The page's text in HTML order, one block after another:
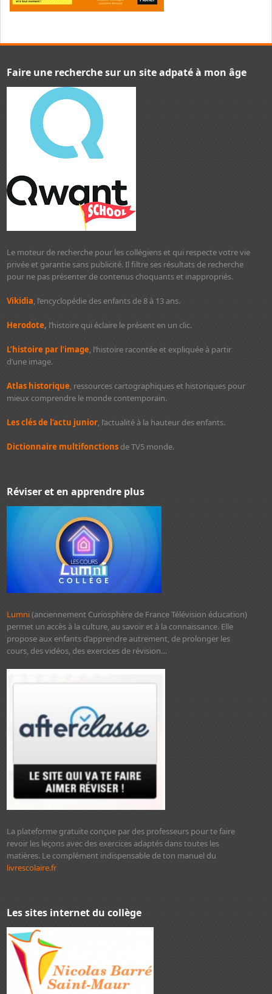
Faire une recherche sur un site adpaté à mon âge
Le moteur de recherche pour les collégiens et qui respecte votre vie
privée et garantie sans publicité. Il filtre ses résultats de recherche
pour ne pas présenter de contenus choquants et inappropriés.
Vikidia, l’encyclopédie des enfants de 8 à 13 ans.
Herodote, l’histoire qui éclaire le présent en un clic.
L’histoire par l’image, l’histoire racontée et expliquée à partir
d’une image.
Atlas historique, ressources cartographiques et historiques pour
mieux comprendre le monde contemporain.
Les clés de l’actu junior, l’actualité à la hauteur des enfants.
Dictionnaire multifonctions de TV5 monde.
Réviser et en apprendre plus
Lumni(anciennement Curiosphère de France Télévision éducation)
permet un accès à la culture, au savoir et à la connaissance. Elle
propose aux enfants d’apprendre autrement, de prolonger les
cours, des vidéos, des exercices de révision…
La plateforme gratuite conçue par des professeurs pour te faire
revoir les leçons avec des exercices adaptés dans toutes les
matières. Le complément indispensable de ton manuel du
livrescolaire.fr
Les sites internet du collège